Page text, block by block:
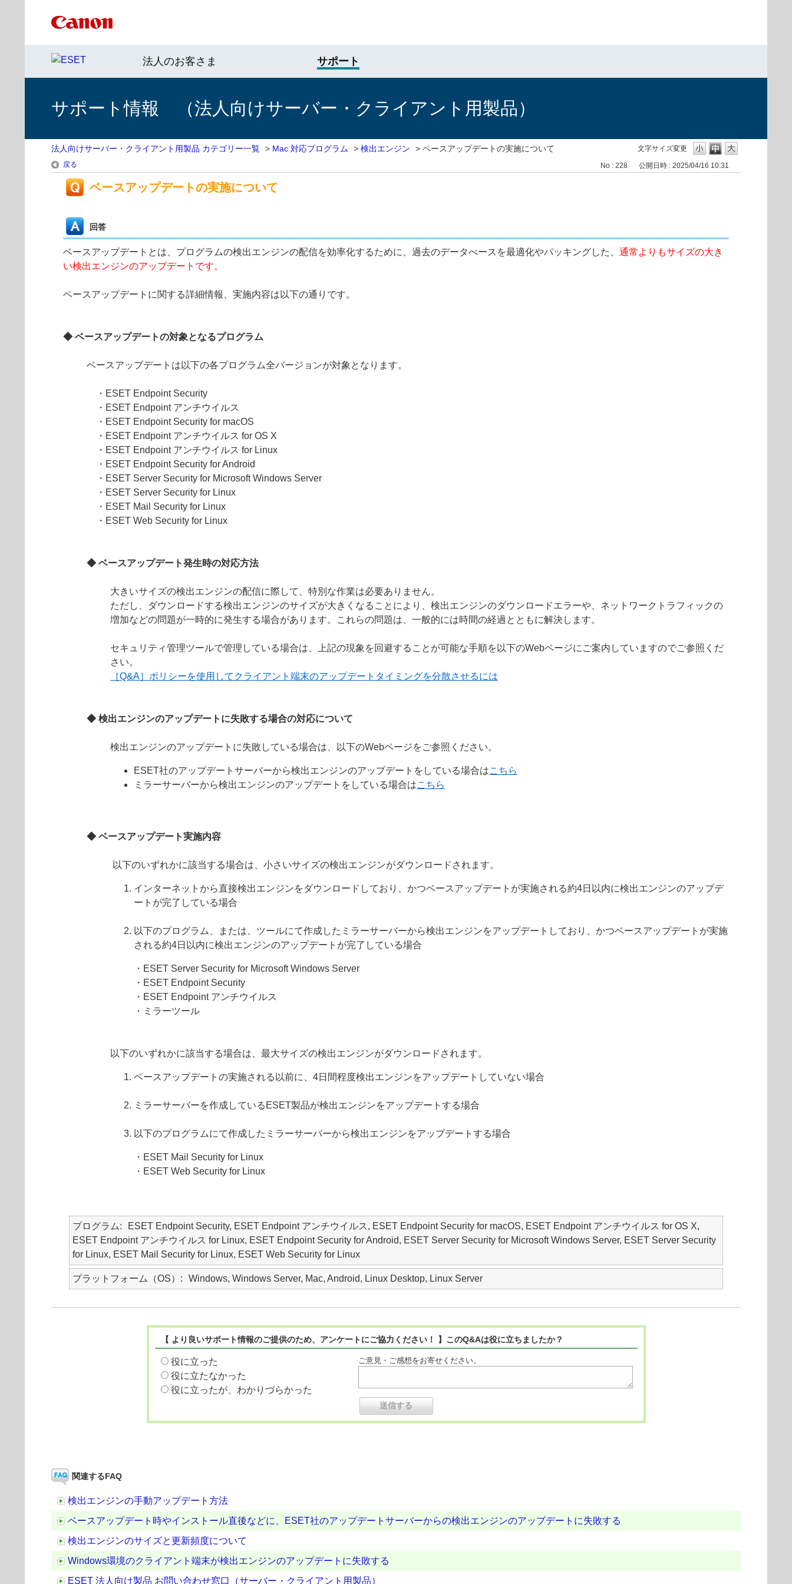
法人のお客さま サポート
サポート情報 （法人向けサーバー・クライアント用製品）
文字サイズ変更
法人向けサーバー・クライアント用製品 カテゴリー一覧 > Mac 対応プログラム > 検出エンジン > ベースアップデートの実施について
戻る No : 228 公開日時 : 2025/04/16 10:31
ベースアップデートの実施について
回答
ベースアップデートとは、プログラムの検出エンジンの配信を効率化するために、過去のデータべースを最適化やパッキングした、 通常よりもサイズの大き
い検出エンジンのアップデートです。
ベースアップデートに関する詳細情報、実施内容は以下の通りです。
◆ ベースアップデートの対象となるプログラム
ベースアップデートは以下の各プログラム全バージョンが対象となります。
・ESET Endpoint Security
・ESET Endpoint アンチウイルス
・ESET Endpoint Security for macOS
・ESET Endpoint アンチウイルス for OS X
・ESET Endpoint アンチウイルス for Linux
・ESET Endpoint Security for Android
・ESET Server Security for Microsoft Windows Server
・ESET Server Security for Linux
・ESET Mail Security for Linux
・ESET Web Security for Linux
◆ ベースアップデート発生時の対応方法
大きいサイズの検出エンジンの配信に際して、特別な作業は必要ありません。
ただし、ダウンロードする検出エンジンのサイズが大きくなることにより、検出エンジンのダウンロードエラーや、ネットワークトラフィックの
増加などの問題が一時的に発生する場合があります。これらの問題は、一般的には時間の経過とともに解決します。
セキュリティ管理ツールで管理している場合は、上記の現象を回避することが可能な手順を以下のWebページにご案内していますのでご参照くだ
さい。
［Q&A］ポリシーを使用してクライアント端末のアップデートタイミングを分散させるには
◆ 検出エンジンのアップデートに失敗する場合の対応について
検出エンジンのアップデートに失敗している場合は、以下のWebページをご参照ください。
ESET社のアップデートサーバーから検出エンジンのアップデートをしている場合はこちら
ミラーサーバーから検出エンジンのアップデートをしている場合はこちら
◆ ベースアップデート実施内容
以下のいずれかに該当する場合は、小さいサイズの検出エンジンがダウンロードされます。
インターネットから直接検出エンジンをダウンロードしており、かつベースアップデートが実施される約4日以内に検出エンジンのアップデ
ートが完了している場合
以下のプログラム、または、ツールにて作成したミラーサーバーから検出エンジンをアップデートしており、かつベースアップデートが実施
される約4日以内に検出エンジンのアップデートが完了している場合
・ESET Server Security for Microsoft Windows Server
・ESET Endpoint Security
・ESET Endpoint アンチウイルス
・ミラーツール
以下のいずれかに該当する場合は、最大サイズの検出エンジンがダウンロードされます。
ベースアップデートの実施される以前に、4日間程度検出エンジンをアップデートしていない場合
ミラーサーバーを作成しているESET製品が検出エンジンをアップデートする場合
以下のプログラムにて作成したミラーサーバーから検出エンジンをアップデートする場合
・ESET Mail Security for Linux
・ESET Web Security for Linux
プログラム
ESET Endpoint Security, ESET Endpoint アンチウイルス, ESET Endpoint Security for macOS, ESET Endpoint アンチウイルス for OS X,
ESET Endpoint アンチウイルス for Linux, ESET Endpoint Security for Android, ESET Server Security for Microsoft Windows Server, ESET Server Security
for Linux, ESET Mail Security for Linux, ESET Web Security for Linux
プラットフォーム（OS） Windows, Windows Server, Mac, Android, Linux Desktop, Linux Server
【 より良いサポート情報のご提供のため、アンケートにご協力ください！ 】このQ&Aは役に立ちましたか？
役に立った
役に立たなかった
役に立ったが、わかりづらかった
ご意見・ご感想をお寄せください。
関連するFAQ
検出エンジンの手動アップデート方法
ベースアップデート時やインストール直後などに、ESET社のアップデートサーバーからの検出エンジンのアップデートに失敗する
検出エンジンのサイズと更新頻度について
Windows環境のクライアント端末が検出エンジンのアップデートに失敗する
ESET 法人向け製品 お問い合わせ窓口（サーバー・クライアント用製品）